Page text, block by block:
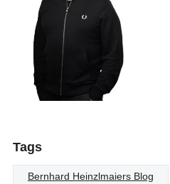
Tags
Bernhard Heinzlmaiers Blog